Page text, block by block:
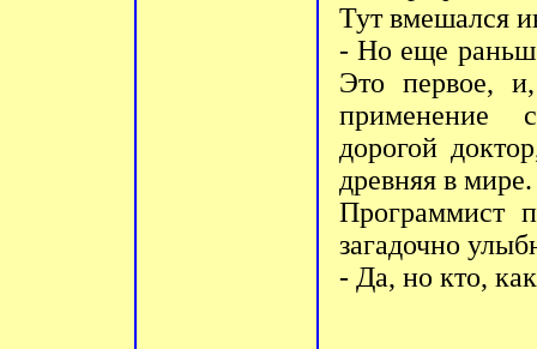
Тут вмешался
- Но еще
Это первое,
применение
дорогой
древняя в мире.
Программист
загадочно
- Да, но кто,